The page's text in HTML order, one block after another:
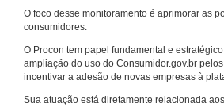
O foco desse monitoramento é aprimorar as
consumidores.
O Procon tem papel fundamental e
ampliação do uso do Consumidor.gov.br
incentivar a adesão de novas empresas à
Sua atuação está diretamente relacionada